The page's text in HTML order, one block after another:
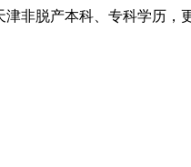
津非脱产本科、专科学历，